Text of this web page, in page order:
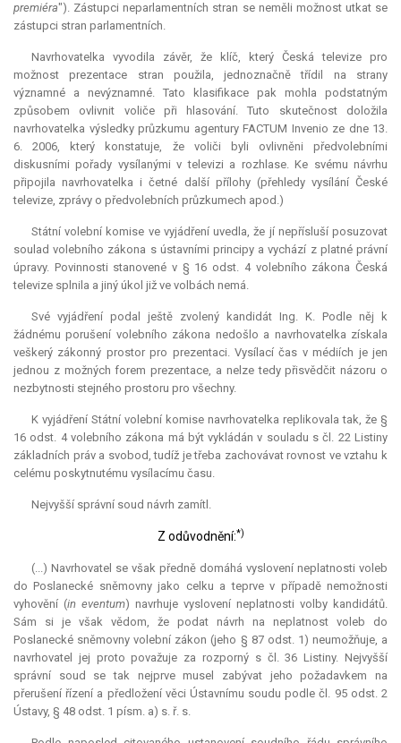
premiéra"). Zástupci neparlamentních stran se neměli možnost utkat se
zástupci stran parlamentních.
Navrhovatelka vyvodila závěr, že klíč, který Česká televize pro
možnost prezentace stran použila, jednoznačně třídil na strany
významné a nevýznamné. Tato klasifikace pak mohla podstatným
způsobem ovlivnit voliče při hlasování. Tuto skutečnost doložila
navrhovatelka výsledky průzkumu agentury FACTUM Invenio ze dne 13.
6. 2006, který konstatuje, že voliči byli ovlivněni předvolebními
diskusními pořady vysílanými v televizi a rozhlase. Ke svému návrhu
připojila navrhovatelka i četné další přílohy (přehledy vysílání České
televize, zprávy o předvolebních průzkumech apod.)
Státní volební komise ve vyjádření uvedla, že jí nepřísluší posuzovat
soulad volebního zákona s ústavními principy a vychází z platné právní
úpravy. Povinnosti stanovené v § 16 odst. 4 volebního zákona Česká
televize splnila a jiný úkol již ve volbách nemá.
Své vyjádření podal ještě zvolený kandidát Ing. K. Podle něj k
žádnému porušení volebního zákona nedošlo a navrhovatelka získala
veškerý zákonný prostor pro prezentaci. Vysílací čas v médiích je jen
jednou z možných forem prezentace, a nelze tedy přisvědčit názoru o
nezbytnosti stejného prostoru pro všechny.
K vyjádření Státní volební komise navrhovatelka replikovala tak, že §
16 odst. 4 volebního zákona má být vykládán v souladu s čl. 22 Listiny
základních práv a svobod, tudíž je třeba zachovávat rovnost ve vztahu k
celému poskytnutému vysílacímu času.
Nejvyšší správní soud návrh zamítl.
Z odůvodnění:*)
(...) Navrhovatel se však předně domáhá vyslovení neplatnosti voleb
do Poslanecké sněmovny jako celku a teprve v případě nemožnosti
vyhovění (in eventum) navrhuje vyslovení neplatnosti volby kandidátů.
Sám si je však vědom, že podat návrh na neplatnost voleb do
Poslanecké sněmovny volební zákon (jeho § 87 odst. 1) neumožňuje, a
navrhovatel jej proto považuje za rozporný s čl. 36 Listiny. Nejvyšší
správní soud se tak nejprve musel zabývat jeho požadavkem na
přerušení řízení a předložení věci Ústavnímu soudu podle čl. 95 odst. 2
Ústavy, § 48 odst. 1 písm. a) s. ř. s.